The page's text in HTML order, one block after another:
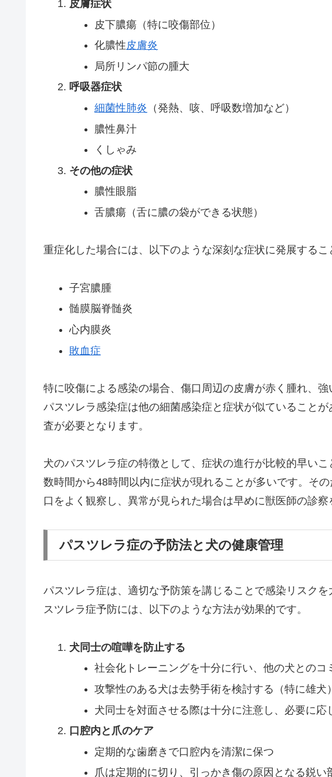
皮膚症状
皮下膿瘍（特に咬傷部位）
化膿性皮膚炎
局所リンパ節の腫大
呼吸器症状
細菌性肺炎
（発熱、咳、呼吸数増加など）
膿性鼻汁
くしゃみ
その他の症状
膿性眼脂
舌膿瘍（舌に膿の袋ができる状態）
重症化した場合には、以下のような深刻な症状に発展するこ
子宮膿腫
髄膜脳脊髄炎
心内膜炎
敗血症
特に咬傷による感染の場合、傷口周辺の皮膚が赤く腫れ、強
パスツレラ感染症は他の細菌感染症と症状が似ていること
査が必要となります。
犬のパスツレラ症の特徴として、症状の進行が比較的早いこ
数時間から48時間以内に症状が現れることが多いです。そ
口をよく観察し、異常が見られた場合は早めに獣医師の診察
パスツレラ症の予防法と犬の健康管理
パスツレラ症は、適切な予防策を講じることで感染リスク
スツレラ症予防には、以下のような方法が効果的です。
犬同士の喧嘩を防止する
社会化トレーニングを十分に行い、他の犬とのコ
攻撃性のある犬は去勢手術を検討する（特に雄犬）
犬同士を対面させる際は十分に注意し、必要に応
口腔内と爪のケア
定期的な歯磨きで口腔内を清潔に保つ
爪は定期的に切り、引っかき傷の原因となる鋭い